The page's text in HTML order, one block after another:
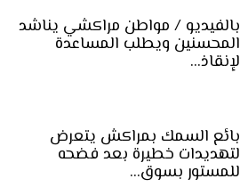
بالفيديو / مواطن مراكشي يناشد
المحسنين ويطلب المساعدة
لإنقاذ…
بائع السمك بمراكش يتعرض
لتهديدات خطيرة بعد فضحه
للمستور بسوق…